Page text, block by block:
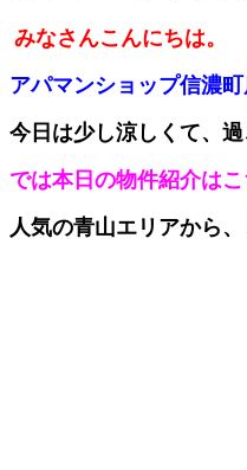
みなさんこんにちは。
アパマンショップ信濃町
今日は少し涼しくて、
では本日の物件紹介は
人気の青山エリアから